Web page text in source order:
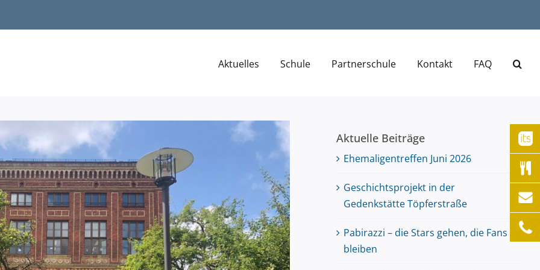
Aktuelles Schule Partnerschule Kontakt FAQ
Aktuelle Beiträge
Ehemaligentreffen Juni 2026
Geschichtsprojekt in der
Gedenkstätte Töpferstraße
Pabirazzi – die Stars gehen, die Fans
bleiben